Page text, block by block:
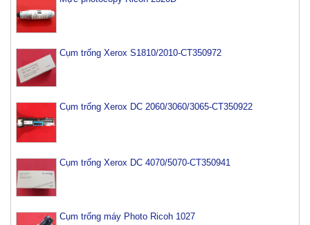
Cụm trống Xerox S1810/2010-CT350972
Cụm trống Xerox DC 2060/3060/3065-CT350922
Cụm trống Xerox DC 4070/5070-CT350941
Cụm trống máy Photo Ricoh 1027